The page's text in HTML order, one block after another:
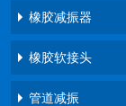
橡胶减振器
橡胶软接头
管道减振